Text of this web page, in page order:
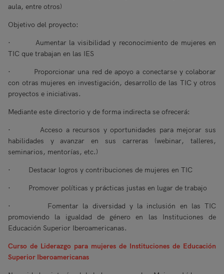
aula, entre otros)
Objetivo del proyecto:
· Aumentar la visibilidad y reconocimiento de mujeres en
TIC que trabajan en las IES
· Proporcionar una red de apoyo a conectarse y colaborar
con otras mujeres en investigación, desarrollo de las TIC y otros
proyectos e iniciativas.
Mediante este directorio y de forma indirecta se ofrecerá:
· Acceso a recursos y oportunidades para mejorar sus
habilidades y avanzar en sus carreras (webinar, talleres,
seminarios, mentorías, etc.)
· Destacar logros y contribuciones de mujeres en TIC
· Promover políticas y prácticas justas en lugar de trabajo
· Fomentar la diversidad y la inclusión en las TIC
promoviendo la igualdad de género en las Instituciones de
Educación Superior Iberoamericanas.
Curso de Liderazgo para mujeres de Instituciones de Educación
Superior Iberoamericanas